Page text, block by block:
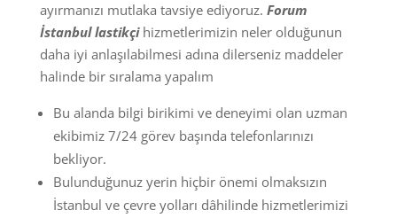
ayırmanızı mutlaka tavsiye ediyoruz. Forum
İstanbul lastikçihizmetlerimizin neler olduğunun
daha iyi anlaşılabilmesi adına dilerseniz maddeler
halinde bir sıralama yapalım
Bu alanda bilgi birikimi ve deneyimi olan uzman
ekibimiz 7/24 görev başında telefonlarınızı
bekliyor.
Bulunduğunuz yerin hiçbir önemi olmaksızın
İstanbul ve çevre yolları dâhilinde hizmetlerimizi